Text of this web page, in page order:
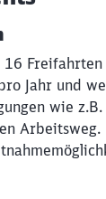
Freifahrten
Jahr und
wie